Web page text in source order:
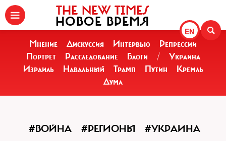
EN
THE NEW TIMES
НОВОЕ ВРЕМЯ
Мнение Дискуссия Интервью
Репрессии
Портрет
Расследование Блоги /
Украина
Израиль
Навальный Трамп Путин
Кремль
Дума
#ВОЙНА #РЕГИОНЫ #УКРАИНА